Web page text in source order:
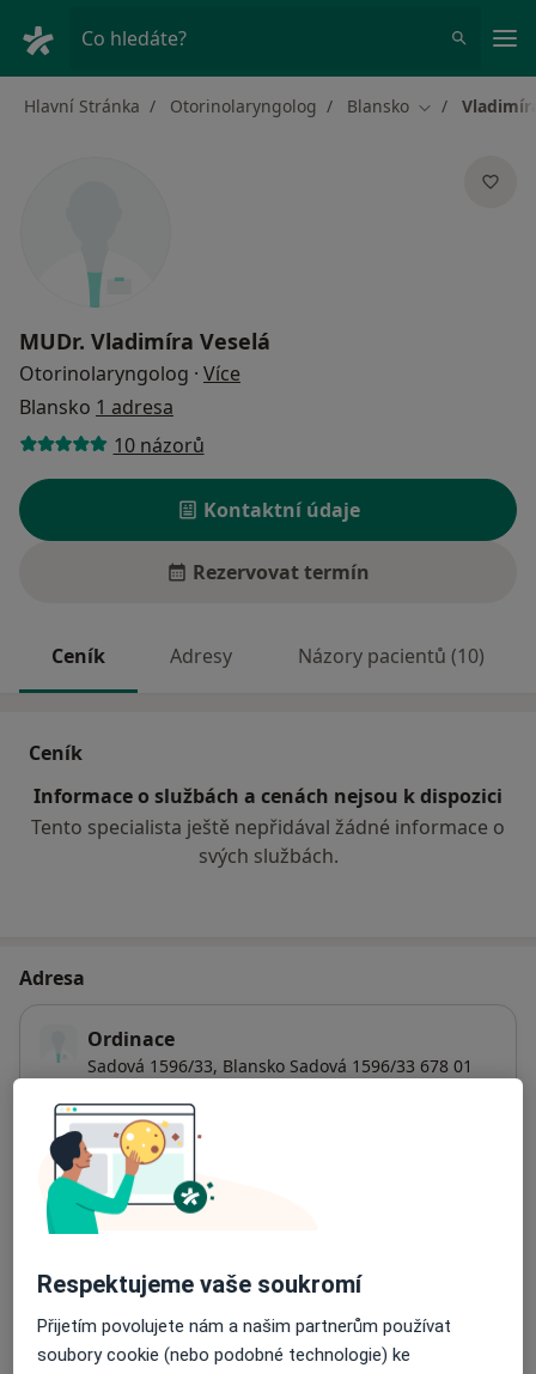
Co hledáte?
Hlavní Stránka Otorinolaryngolog Blansko Změna města
MUDr. Vladimíra Veselá
Otorinolaryngolog · Více
Blansko 1 adresa
10 názorů
Kontaktní údaje
Rezervovat termín
Ceník Adresy Názory pacientů (10)
Ceník
Informace o službách a cenách nejsou k dispozici
Tento specialista ještě nepřidával žádné informace o
svých službách.
Adresa
Ordinace
Sadová 1596/33, Blansko Sadová 1596/33 678 01
Dostupnost
Na této adrese online kalendář není aktivní
Co mám v takové situaci udělat?
Způsoby platby (soukromé návštěvy)
Respektujeme vaše soukromí
Přijetím povolujete nám a našim partnerům používat
soubory cookie (nebo podobné technologie) ke